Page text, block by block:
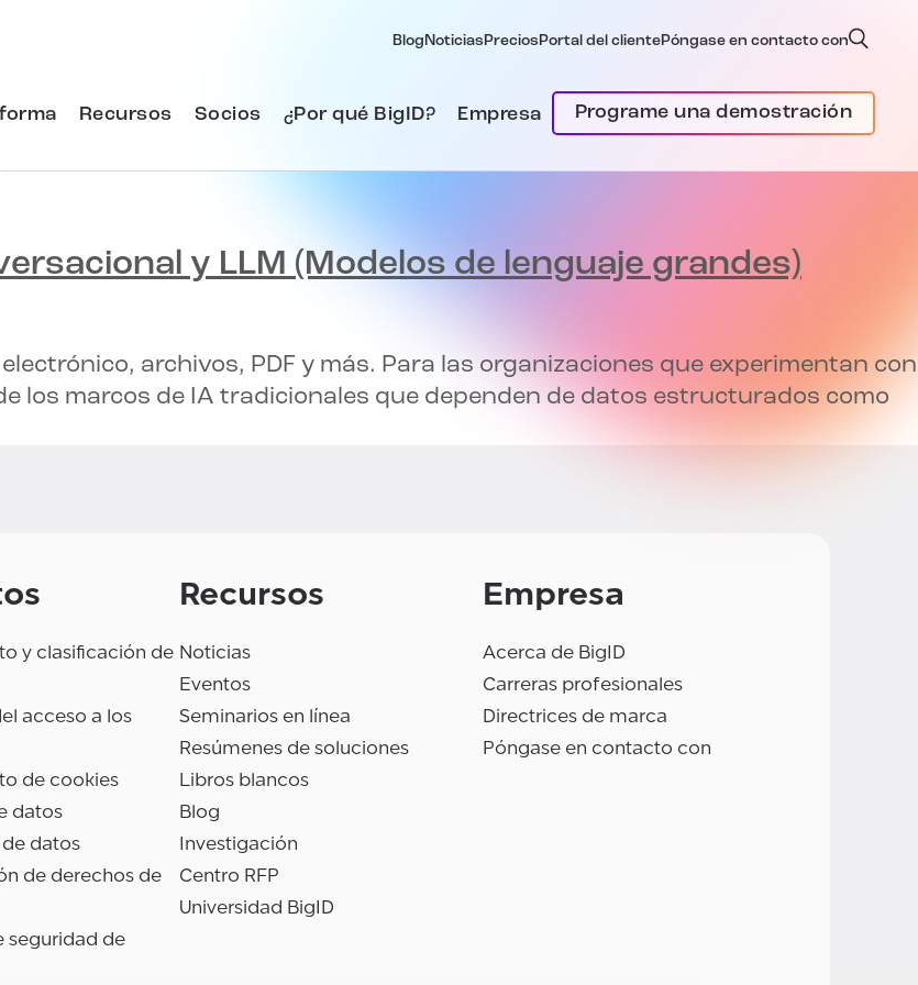
Blog Noticias Precios Portal del clientePóngase en contacto con
Recursos Socios ¿Por qué BigID? Empresa Programe una demostración
y LLM (Modelos de lenguaje grandes)
archivos, PDF y más. Para las organizaciones que experimentan con
los marcos de IA tradicionales que dependen de datos estructurados como
y clasificación de
acceso a los
de cookies
datos
datos
de derechos de
seguridad de
Recursos
Noticias
Eventos
Seminarios en línea
Resúmenes de soluciones
Libros blancos
Blog
Investigación
Centro RFP
Universidad BigID
Empresa
Acerca de BigID
Carreras profesionales
Directrices de marca
Póngase en contacto con